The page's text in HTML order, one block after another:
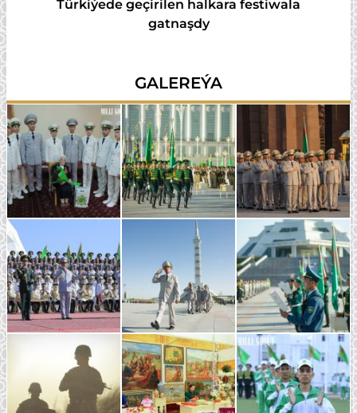
Türkiýede geçirilen halkara festiwala
gatnaşdy
GALEREÝA